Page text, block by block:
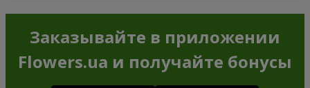
Заказывайте в приложении
Flowers.ua и получайте бонусы